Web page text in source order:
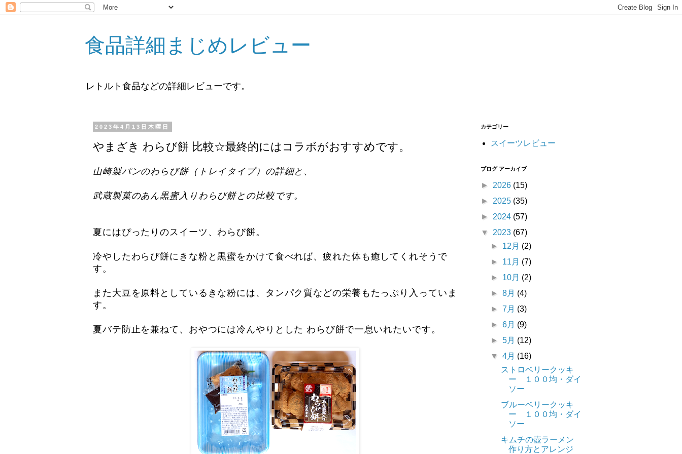
食品詳細まじめレビュー
レトルト食品などの詳細レビューです。
2023年4月13日木曜日
やまざき わらび餅 比較☆最終的にはコラボがおすすめです。
山崎製パンのわらび餅（ トレイタイプ）の詳細と、
武蔵製菓のあん黒蜜入りわらび餅との比較です。
夏にはぴったりのスイーツ、わらび餅。
冷やしたわらび餅にきな粉と黒蜜をかけて食べれば、疲れた体も癒してくれそうで
す。
また大豆を原料としているきな粉には、タンパク質などの栄養もたっぷり入っていま
す。
夏バテ防止を兼ねて、おやつには冷んやりとした わらび餅で一息いれたいです。
カテゴリー
スイーツレビュー
ブログ アーカイブ
► 2026 (15)
► 2025 (35)
► 2024 (57)
▼ 2023 (67)
► 12月 (2)
► 11月 (7)
► 10月 (2)
►8月 (4)
►7月 (3)
►6月 (9)
►5月 (12)
▼4月 (16)
ストロベリークッキ
ー １００均・ダイ
ソー
ブルーベリークッキ
ー １００均・ダイ
ソー
キムチの壺ラーメン
作り方とアレンジ